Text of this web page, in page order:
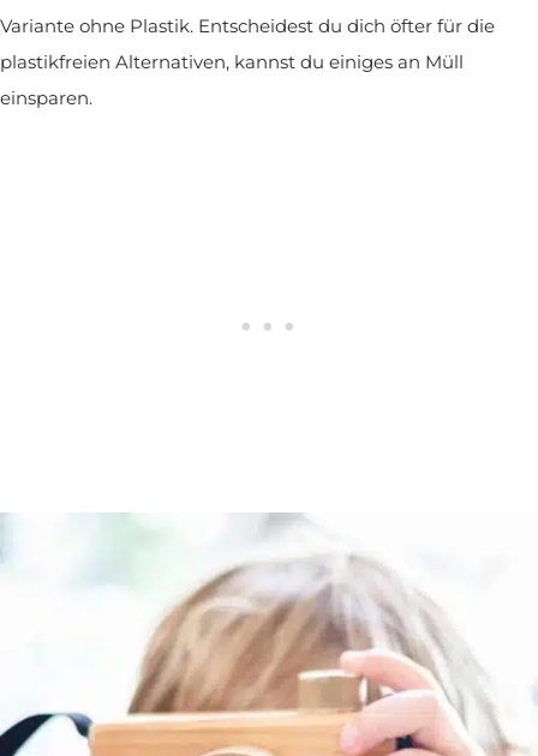
Variante ohne Plastik. Entscheidest du dich öfter für die
plastikfreien Alternativen, kannst du einiges an Müll
einsparen.